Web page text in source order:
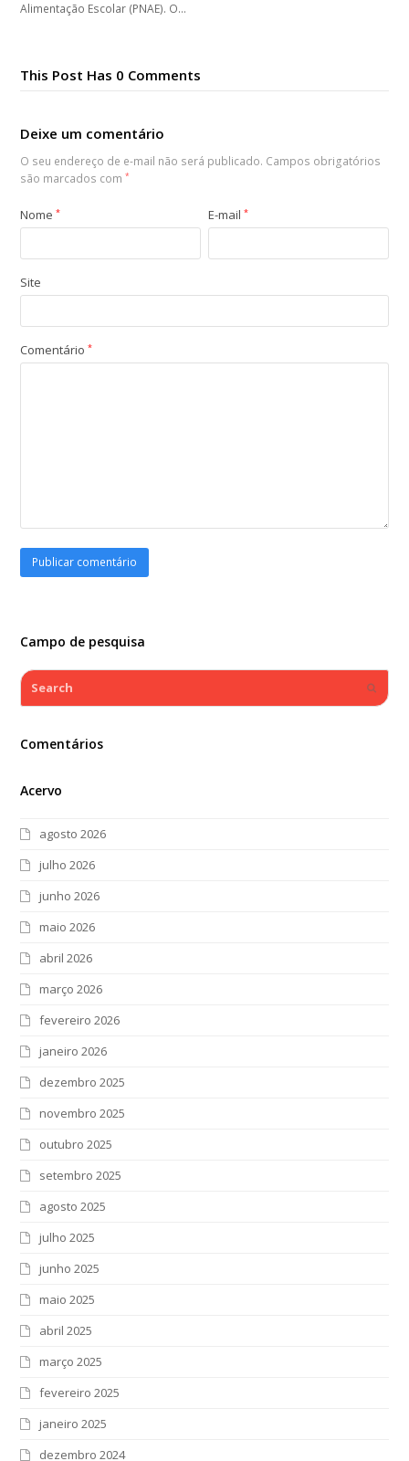
Alimentação Escolar (PNAE). O…
This Post Has 0 Comments
Deixe um comentário
O seu endereço de e-mail não será publicado. Campos obrigatórios
são marcados com*
Nome* E-mail*
Site
Comentário*
Campo de pesquisa
Search
Comentários
Acervo
agosto 2026
julho 2026
junho 2026
maio 2026
abril 2026
março 2026
fevereiro 2026
janeiro 2026
dezembro 2025
novembro 2025
outubro 2025
setembro 2025
agosto 2025
julho 2025
junho 2025
maio 2025
abril 2025
março 2025
fevereiro 2025
janeiro 2025
dezembro 2024